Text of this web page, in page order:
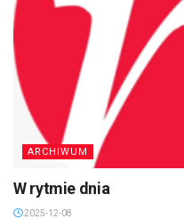
ARCHIWUM
W rytmie dnia
2025-12-08